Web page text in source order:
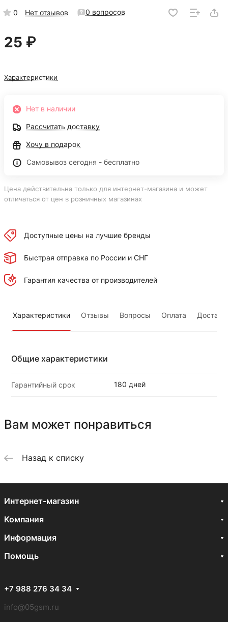
0 Нет отзывов 0 вопросов
25 ₽
Характеристики
Нет в наличии
Рассчитать доставку
Хочу в подарок
Самовывоз сегодня - бесплатно
Цена действительна только для интернет-магазина и может
отличаться от цен в розничных магазинах
Доступные цены на лучшие бренды
Быстрая отправка по России и СНГ
Гарантия качества от производителей
Характеристики Отзывы Вопросы Оплата
Общие характеристики
Гарантийный срок 180 дней
Вам может понравиться
Назад к списку
Интернет-магазин
Компания
Информация
Помощь
+7 988 276 34 34
info@05gsm.ru